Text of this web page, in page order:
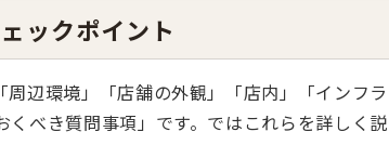
ックポイント
辺環境」「店舗の外観」「店内」「インフラ
べき質問事項」です。ではこれらを詳しく説